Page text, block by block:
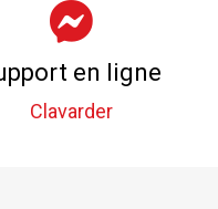
en ligne
Clavarder